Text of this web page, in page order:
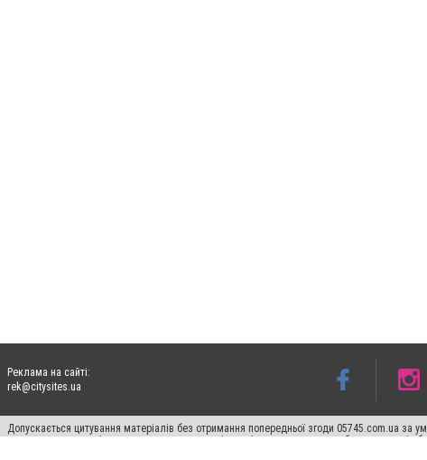
Реклама на сайті:
rek@citysites.ua
Допускається цитування матеріалів без отримання попередньої згоди 05745.com.ua
пошукових систем гіперпосилання на цитовані статті не нижче другого абзацу в